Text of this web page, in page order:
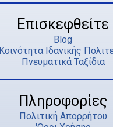
Επισκεφθείτε
Blog
Κοινότητα Ιδανικής
Πνευματικά Ταξίδια
Πληροφορίες
Πολιτική Απορρήτου